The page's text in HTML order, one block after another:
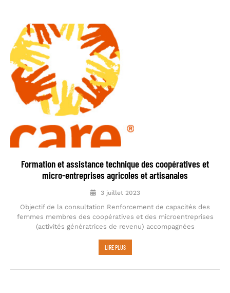
Formation et assistance technique des coopératives et
micro-entreprises agricoles et artisanales
3 juillet 2023
Objectif de la consultation Renforcement de capacités des
femmes membres des coopératives et des microentreprises
(activités génératrices de revenu) accompagnées
LIRE PLUS